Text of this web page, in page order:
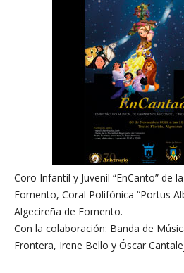
Coro Infantil y Juvenil “EnCanto” de
Fomento, Coral Polifónica “Portus
Algecireña de Fomento.
Con la colaboración: Banda de
Frontera, Irene Bello y Óscar